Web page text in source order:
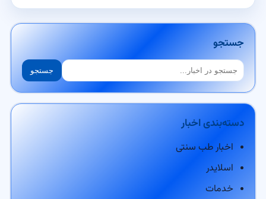
جستجو
جستجو جستجو
دسته‌بندی اخبار
اخبار طب سنتی
اسلایدر
خدمات